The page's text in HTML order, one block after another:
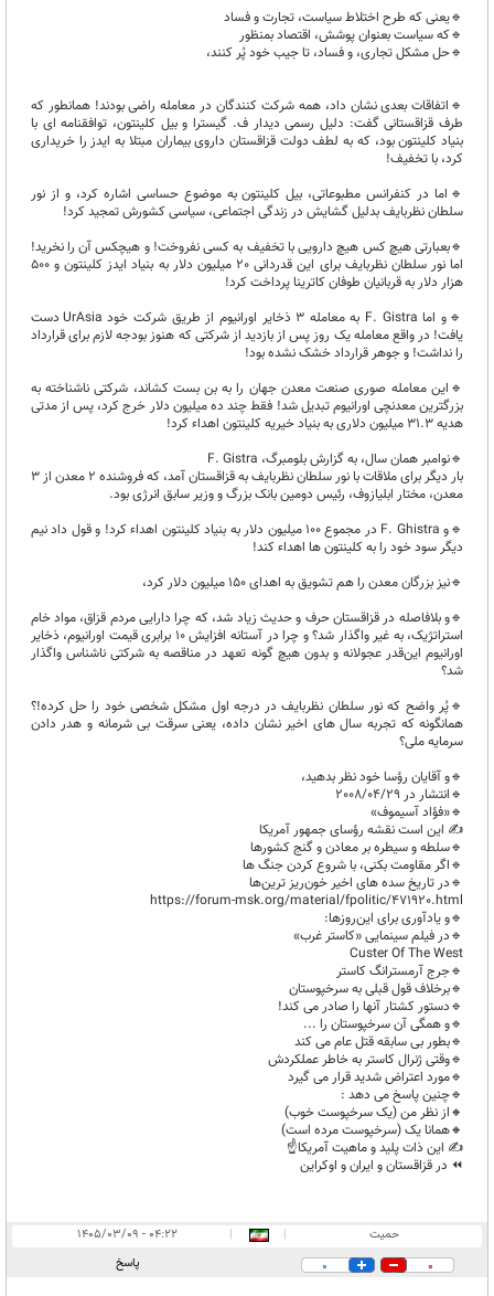
🔹️يعنی که طرح اختلاط سیاست، تجارت و فساد
🔹️که سیاست بعنوان پوشش، اقتصاد بمنظور
🔹️حل مشکل تجاری، و فساد، تا جیب خود پُر کنند،
🔹️اتفاقات بعدی نشان داد، همه شرکت کنندگان در معامله راضی بودند! همانطور که
طرف قزاقستانی گفت: دلیل رسمی دیدار ف. گیسترا و بیل کلینتون، توافقنامه ای با
بنیاد کلینتون بود، که به لطف دولت قزاقستان داروی بیماران مبتلا به ایدز را خریداری
کرد، با تخفیف!
🔹️اما در کنفرانس مطبوعاتی، بیل کلینتون به موضوع حساسی اشاره کرد، و از نور
سلطان نظربایف بدلیل گشایش در زندگی اجتماعی، سیاسی کشورش تمجید کرد!
🔹️بعبارتی هیچ کس هیچ دارویی با تخفیف به کسی نفروخت! و هیچکس آن را نخرید!
اما نور سلطان نظربایف برای این قدردانی 20 میلیون دلار به بنیاد ایدز کلینتون و 500
هزار دلار به قربانیان طوفان کاترینا پرداخت کرد!
🔹️و اما F. Gistra به معامله ۳ ذخایر اورانیوم از طریق شرکت خود UrAsia دست
یافت! در واقع معامله یک روز پس از بازدید از شرکتی که هنوز بودجه لازم برای قرارداد
را نداشت! و جوهر قرارداد خشک نشده بود!
🔹️این معامله صوری صنعت معدن جهان را به بن بست کشاند، شرکتی ناشناخته به
بزرگترین معدنچی اورانیوم تبدیل شد! فقط چند ده میلیون دلار خرج کرد، پس از مدتی
هدیه 31.3 میلیون دلاری به بنیاد خیریه کلینتون اهداء کرد!
🔹️نوامبر همان سال، به گزارش بلومبرگ، F. Gistra
بار دیگر برای ملاقات با نور سلطان نظربایف به قزاقستان آمد، که فروشنده ۲ معدن از ۳
معدن، مختار ابلیازوف، رئیس دومین بانک بزرگ و وزیر سابق انرژی بود.
🔹️و F. Ghistra در مجموع 100 میلیون دلار به بنیاد کلینتون اهداء کرد! و قول داد نیم
دیگر سود خود را به کلینتون ها اهداء کند!
🔹️نیز بزرگان معدن را هم تشویق به اهدای 150 میلیون دلار کرد،
🔹️و بلافاصله در قزاقستان حرف و حدیث زیاد شد، که چرا دارایی مردم قزاق، مواد خام
استراتژیک، به غیر واگذار شد؟ و چرا در آستانه افزایش ۱۰ برابری قیمت اورانیوم، ذخایر
اورانیوم این‌قدر عجولانه و بدون هیچ گونه تعهد در مناقصه به شرکتی ناشناس واگذار
شد؟
🔹️پُر واضح که نور سلطان نظربایف در درجه اول مشکل شخصی خود را حل کرده!؟
همانگونه که تجربه سال های اخیر نشان داده، يعنی سرقت بی شرمانه و هدر دادن
سرمایه ملی؟
🔹️و آقایان رؤسا خود نظر بدهید،
🔹️انتشار در 2008/04/29
🔹️«فؤاد آسیموف»
✍️ این است نقشه رؤسای جمهور آمریکا
🔹️سلطه و سیطره بر معادن و گنج کشورها
🔹️اگر مقاومت بکنی، با شروع کردن جنگ ها
🔹️در تاریخ سده های اخیر خون‌ریز ترین‌ها
https://forum-msk.org/material/fpolitic/471920.html
🔹️و یادآوری برای این‌روزها:
🔹️در فیلم سینمایی «کاستر غرب»
Custer Of The West
🔹️جرج آرمسترانگ کاستر
🔹️برخلاف قول قبلی به سرخپوستان
🔹️دستور کشتار آنها را صادر می کند!
🔹️و همگی آن سرخپوستان را ...
🔹️بطور بی سابقه قتل عام می کند
🔹️وقتی ژنرال کاستر به خاطر عملکردش
🔹️مورد اعتراض شدید قرار می گیرد
🔹️چنین پاسخ می دهد :
🔸️از نظر من (یک سرخپوست خوب)
🔸️همانا یک (سرخپوست مرده است)
✍️ این ذات پلید و ماهیت آمریکا☝️
⏪️ در قزاقستان و ایران و اوکراین
حمیت |
|
۰۴:۲۲ - ۱۴۰۵/۰۳/۰۹
0
0 پاسخ